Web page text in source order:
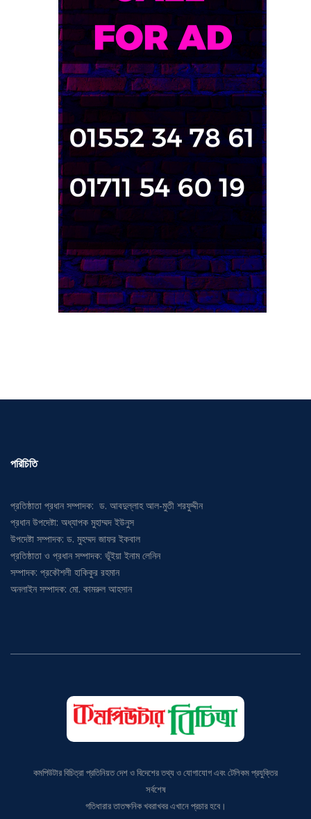
প্রধান উপদেষ্টা: অধ্যাপক মুহাম্মদ ইউনুস
উপদেষ্টা সম্পাদক: ড. মুহম্মদ জাফর ইকবাল
প্রতিষ্ঠাতা ও প্রধান সম্পাদক: ভূঁইয়া ইনাম লেনিন
সম্পাদক: প্রকৌশলী হাকিকুর রহমান
অনলাইন সম্পাদক: মো. কামরুল আহসান
সর্বশেষ
গতিধারার তাতক্ষনিক খবরাখবর এখানে প্রচার হবে।
ঠিকানা: বাড়ি# ৯, ব্লক # বি, এভিনিউ# ১, মিরপুর-১০, ঢাকা-১২১৬;